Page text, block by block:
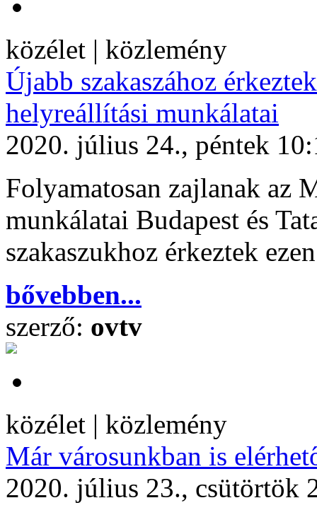
közélet | közlemény
Újabb szakaszához
helyreállítási munkálatai
2020. július 24., péntek
Folyamatosan zajlanak az
munkálatai Budapest és
szakaszukhoz érkeztek
bővebben...
szerző: ovtv
közélet | közlemény
Már városunkban is
2020. július 23., csütörtök